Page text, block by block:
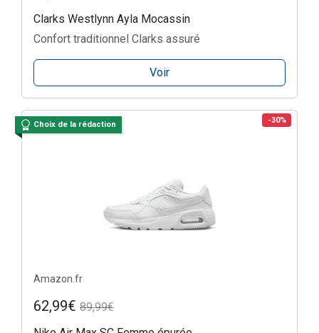
Clarks Westlynn Ayla Mocassin
Confort traditionnel Clarks assuré
Voir
Choix de la rédaction -30%
Amazon.fr
62,99€ 89,99€